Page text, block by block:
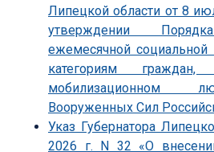
Липецкой области от 8
утверждении
ежемесячной
категориям
мобилизационном
Вооруженных Сил
Указ Губернатора
2026 г. N 32 «О